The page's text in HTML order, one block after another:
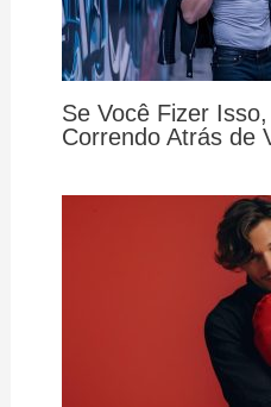
Se Você Fizer
Correndo Atrás de